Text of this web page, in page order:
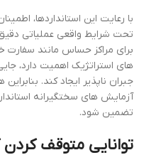
با رعایت این استانداردها،
تحت شرایط واقعی عملیاتی
برای مراکز حساس مانند سفارت
های استراتژیک اهمیت دارد،
جبران ناپذیر ایجاد کند. بنابراین
آزمایش های سختگیرانه
تضمین شود.
توانایی متوقف